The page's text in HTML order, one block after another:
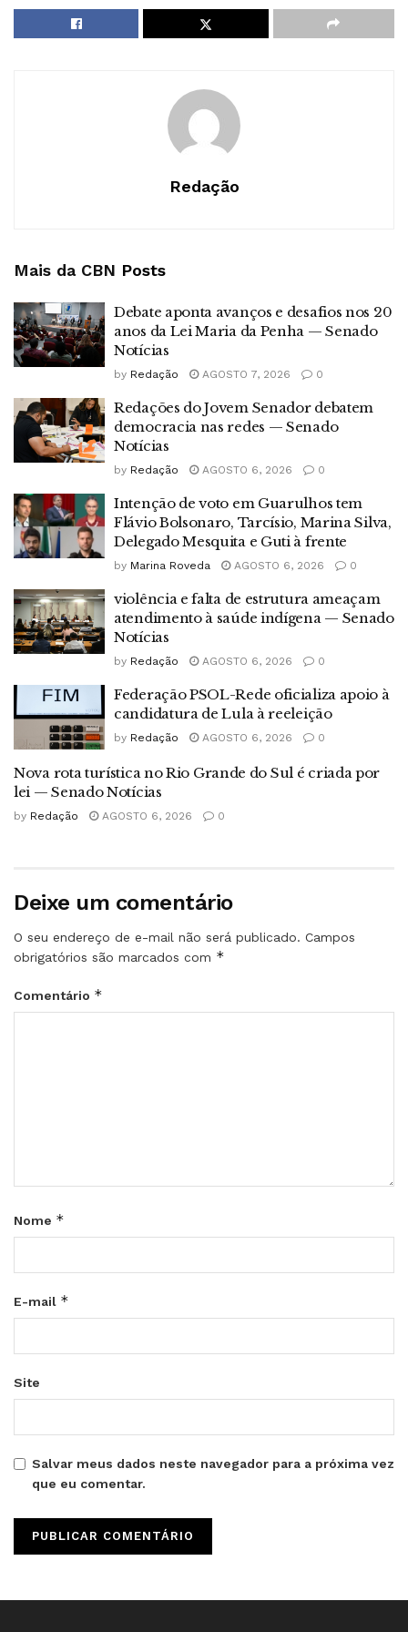
Redação
Mais da CBN Posts
Debate aponta avanços e desafios nos 20
anos da Lei Maria da Penha — Senado
Notícias
by Redação AGOSTO 7, 2026 0
Redações do Jovem Senador debatem
democracia nas redes — Senado
Notícias
by Redação AGOSTO 6, 2026 0
Intenção de voto em Guarulhos tem
Flávio Bolsonaro, Tarcísio, Marina Silva,
Delegado Mesquita e Guti à frente
by Marina Roveda AGOSTO 6, 2026 0
violência e falta de estrutura ameaçam
atendimento à saúde indígena — Senado
Notícias
by Redação AGOSTO 6, 2026 0
Federação PSOL-Rede oficializa apoio à
candidatura de Lula à reeleição
by Redação AGOSTO 6, 2026 0
Nova rota turística no Rio Grande do Sul é criada por
lei — Senado Notícias
by Redação AGOSTO 6, 2026 0
Deixe um comentário
O seu endereço de e-mail não será publicado. Campos
obrigatórios são marcados com *
Comentário *
Nome *
E-mail *
Site
Salvar meus dados neste navegador para a próxima vez
que eu comentar.